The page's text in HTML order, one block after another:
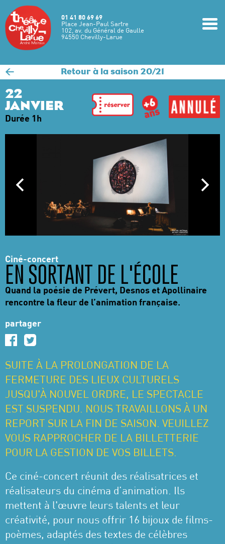
Aller au contenu principal
01 41 80 69 69
Place Jean-Paul Sartre
102, av. du Général de Gaulle
94550 Chevilly-Larue
< Retour à la saison 20/21
22
JANVIER
Durée 1h
Ciné-concert
EN SORTANT DE L'ÉCOLE
Quand la poésie de Prévert, Desnos et Apollinaire
rencontre la fleur de l’animation française.
partager
SUITE À LA PROLONGATION DE LA
FERMETURE DES LIEUX CULTURELS
JUSQU'À NOUVEL ORDRE, LE SPECTACLE
EST SUSPENDU. NOUS TRAVAILLONS À UN
REPORT SUR LA FIN DE SAISON. VEUILLEZ
VOUS RAPPROCHER DE LA BILLETTERIE
POUR LA GESTION DE VOS BILLETS.
Ce ciné-concert réunit des réalisatrices et
réalisateurs du cinéma d’animation. Ils
mettent à l'œuvre leurs talents et leur
créativité, pour nous offrir 16 bijoux de films-
poèmes, adaptés des textes de célèbres